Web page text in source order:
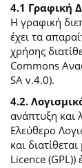
4.1 Γραφική
Η γραφική
έχει τα
χρήσης
Commons
SA v.4.0).
4.2.
ανάπτυξη και
Ελεύθερο
και
Licence (GPL))